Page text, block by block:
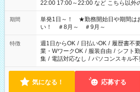
22:00 17:00～22:00 など こちら以外の時間もお気軽にご相談く
ださい！
期間
単発1日～！ ★勤務開始日や期間は
い！ ＃8月～ ＃9月～
特徴 週1日からOK / 日払いOK / 履歴書不
業・WワークOK / 服装自由 / シフト
集 / 電話対応なし / パソコンスキル不
気になる！ 応募する